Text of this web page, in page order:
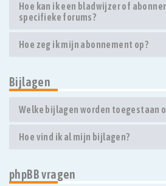
Hoe kan ik een bladwijzer of
specifieke forums?
Hoe zeg ik mijn abonnement op?
Bijlagen
Welke bijlagen worden toegestaan
Hoe vind ik al mijn bijlagen?
phpBB vragen